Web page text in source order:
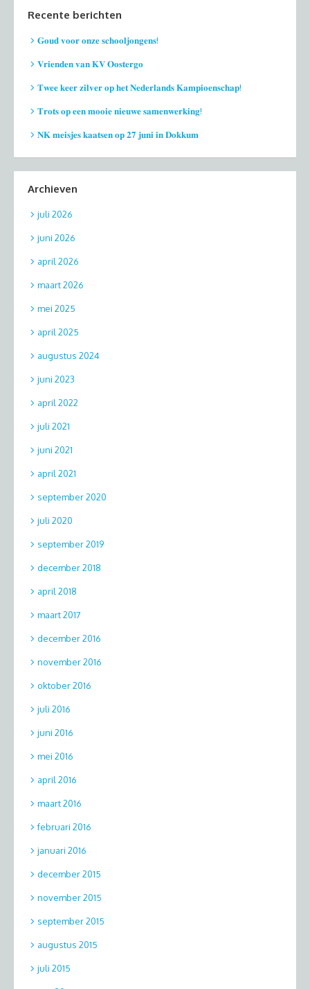
Recente berichten
𝐆𝐨𝐮𝐝 𝐯𝐨𝐨𝐫 𝐨𝐧𝐳𝐞 𝐬𝐜𝐡𝐨𝐨𝐥𝐣𝐨𝐧𝐠𝐞𝐧𝐬!
𝐕𝐫𝐢𝐞𝐧𝐝𝐞𝐧 𝐯𝐚𝐧 𝐊𝐕 𝐎𝐨𝐬𝐭𝐞𝐫𝐠𝐨
𝐓𝐰𝐞𝐞 𝐤𝐞𝐞𝐫 𝐳𝐢𝐥𝐯𝐞𝐫 𝐨𝐩 𝐡𝐞𝐭 𝐍𝐞𝐝𝐞𝐫𝐥𝐚𝐧𝐝𝐬 𝐊𝐚𝐦𝐩𝐢𝐨𝐞𝐧𝐬𝐜𝐡𝐚𝐩!
𝐓𝐫𝐨𝐭𝐬 𝐨𝐩 𝐞𝐞𝐧 𝐦𝐨𝐨𝐢𝐞 𝐧𝐢𝐞𝐮𝐰𝐞 𝐬𝐚𝐦𝐞𝐧𝐰𝐞𝐫𝐤𝐢𝐧𝐠!
𝐍𝐊 𝐦𝐞𝐢𝐬𝐣𝐞𝐬 𝐤𝐚𝐚𝐭𝐬𝐞𝐧 𝐨𝐩 𝟐𝟕 𝐣𝐮𝐧𝐢 𝐢𝐧 𝐃𝐨𝐤𝐤𝐮𝐦
Archieven
juli 2026
juni 2026
april 2026
maart 2026
mei 2025
april 2025
augustus 2024
juni 2023
april 2022
juli 2021
juni 2021
april 2021
september 2020
juli 2020
september 2019
december 2018
april 2018
maart 2017
december 2016
november 2016
oktober 2016
juli 2016
juni 2016
mei 2016
april 2016
maart 2016
februari 2016
januari 2016
december 2015
november 2015
september 2015
augustus 2015
juli 2015